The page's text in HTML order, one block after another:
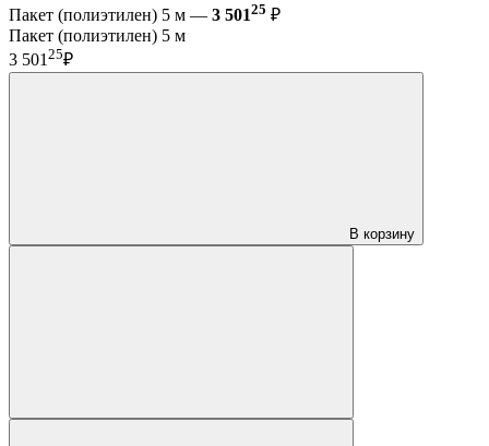
Пакет (полиэтилен) 5 м — 3 50125 ₽
Пакет (полиэтилен) 5 м
3 50125₽
В корзину